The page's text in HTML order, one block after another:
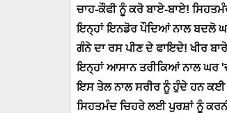
ਚਾਹ-ਕੌਫੀ ਨੂੰ ਕਰੋ ਬਾਏ-ਬਾਏ!
ਇਨ੍ਹਾਂ ਇਨਡੋਰ ਪੌਦਿਆਂ ਨਾਲ ਬਦਲੋ
ਗੰਨੇ ਦਾ ਰਸ ਪੀਣ ਦੇ ਫਾਇਦੇ! ਖੀਰ
ਇਨ੍ਹਾਂ ਆਸਾਨ ਤਰੀਕਿਆਂ ਨਾਲ ਘਰ 'ਚ
ਇਸ ਤੇਲ ਨਾਲ ਸਰੀਰ ਨੂੰ ਹੁੰਦੇ ਹਨ
ਸਿਹਤਮੰਦ ਚਿਹਰੇ ਲਈ ਪੁਰਸ਼ਾਂ ਨੂੰ